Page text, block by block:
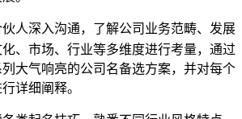
人深入沟通，了解公司业务范畴、发展
、市场、行业等多维度进行考量，通过
大气响亮的公司名备选方案，并对每个
详细阐释。